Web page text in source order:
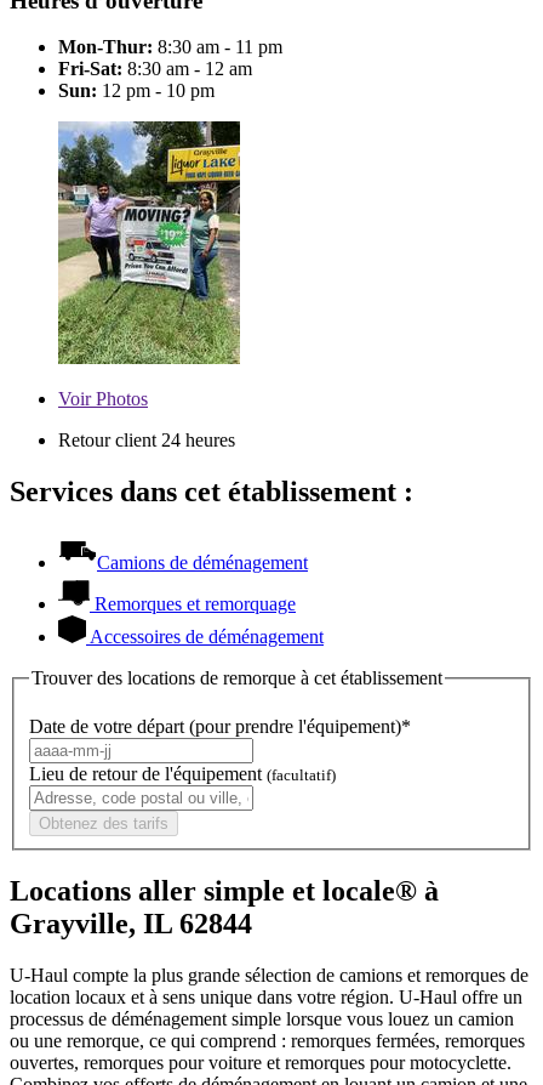
Mon-Thur: 8:30 am - 11 pm
Fri-Sat: 8:30 am - 12 am
Sun: 12 pm - 10 pm
VoirPhotos
Retour client 24 heures
Services dans cet établissement :
Camions de déménagement
Remorques et remorquage
Accessoires de déménagement
Trouver des locations de remorque à cet établissement
Date de votre départ (pour prendre l'équipement)*
Lieu de retour de l'équipement (facultatif)
Obtenez des tarifs
Locations aller simple et locale® à
Grayville, IL 62844
U-Haul compte la plus grande sélection de camions et remorques de
location locaux et à sens unique dans votre région. U-Haul offre un
processus de déménagement simple lorsque vous louez un camion
ou une remorque, ce qui comprend : remorques fermées, remorques
ouvertes, remorques pour voiture et remorques pour motocyclette.